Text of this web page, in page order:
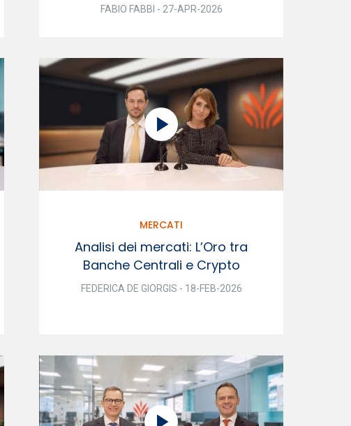
FABIO FABBI - 27-APR-2026
MERCATI
Analisi dei mercati: L’Oro tra
Banche Centrali e Crypto
FEDERICA DE GIORGIS - 18-FEB-2026